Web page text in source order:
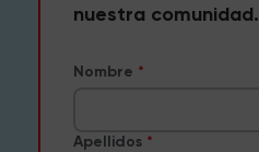
nuestra comunidad.
Nombre
Apellidos